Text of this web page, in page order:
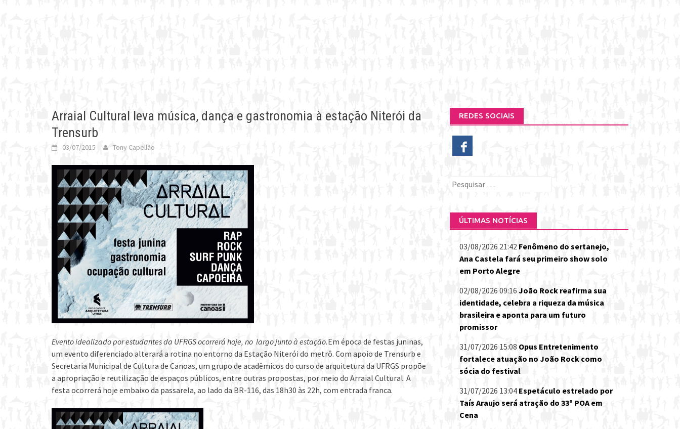
Arraial Cultural leva música, dança e gastronomia à estação Niterói da
Trensurb
03/07/2015 Tony Capellão
Evento idealizado por estudantes da UFRGS ocorrerá hoje, no largo junto à estação.Em época de festas juninas,
um evento diferenciado alterará a rotina no entorno da Estação Niterói do metrô. Com apoio de Trensurb e
Secretaria Municipal de Cultura de Canoas, um grupo de acadêmicos do curso de arquitetura da UFRGS propõe
a apropriação e reutilização de espaços públicos, entre outras propostas, por meio do Arraial Cultural. A
festa ocorrerá hoje embaixo da passarela, ao lado da BR-116, das 18h30 às 22h, com entrada franca.
REDES SOCIAIS
Pesquisar
ÚLTIMAS NOTÍCIAS
03/08/2026 21:42 Fenômeno do sertanejo,
Ana Castela fará seu primeiro show solo
em Porto Alegre
02/08/2026 09:16 João Rock reafirma sua
identidade, celebra a riqueza da música
brasileira e aponta para um futuro
promissor
31/07/2026 15:08 Opus Entretenimento
fortalece atuação no João Rock como
sócia do festival
31/07/2026 13:04 Espetáculo estrelado por
Taís Araujo será atração do 33º POA em
Cena